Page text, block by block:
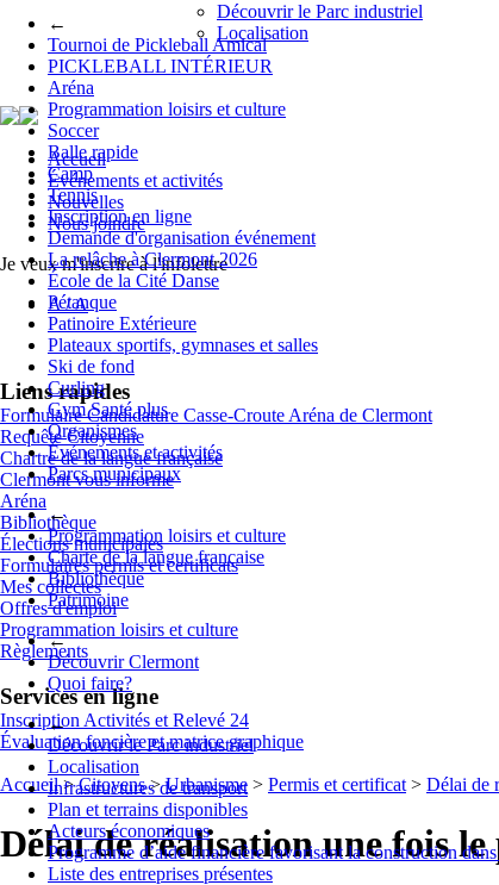
←
Tournoi de Pickleball Amical
PICKLEBALL INTÉRIEUR
Aréna
Programmation loisirs et culture
Soccer
Balle rapide
Camp
Tennis
Inscription en ligne
Demande d'organisation événement
La relâche à Clermont 2026
École de la Cité Danse
Pétanque
Patinoire Extérieure
Plateaux sportifs, gymnases et salles
Ski de fond
Curling
Gym Santé plus
Organismes
Événements et activités
Parcs municipaux
←
Programmation loisirs et culture
Charte de la langue française
Bibliothèque
Patrimoine
←
Découvrir Clermont
Quoi faire?
←
Découvrir le Parc industriel
Localisation
Infrastructures de transport
Plan et terrains disponibles
Acteurs économiques
Programme d’aide financière favorisant la construction
Liste des entreprises présentes
Découvrir le Parc industriel
Localisation
Accueil
Événements et activités
Nouvelles
Nous joindre
Je veux m'inscrire à l'infolettre
A/A
Liens rapides
Formulaire Candidature Casse-Croute Aréna de Clermont
Requête Citoyenne
Chartre de la langue française
Clermont vous informe
Aréna
Bibliothèque
Élections municipales
Formulaires permis et certificats
Mes collectes
Offres d'emploi
Programmation loisirs et culture
Règlements
Services en ligne
Inscription Activités et Relevé 24
Évaluation foncière et matrice graphique
Accueil>Citoyens>Urbanisme > Permis et certificat> Délai de
Délai de réalisation une fois le